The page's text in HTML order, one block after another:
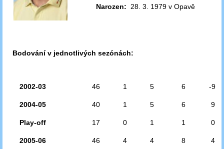
Narozen: 28. 3. 1979 v Opavě
Bodování v jednotlivých sezónách:
2002-03 46 1 5 6 -9
2004-05 40 1 5 6 9
Play-off 17 0 1 1 0
2005-06 46 4 4 8 4